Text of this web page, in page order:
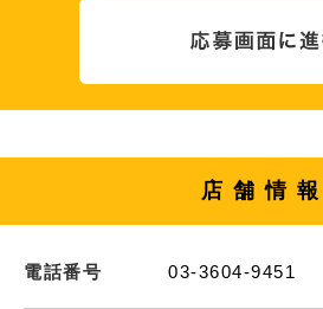
店舗情報
電話番号 03-3604-9451